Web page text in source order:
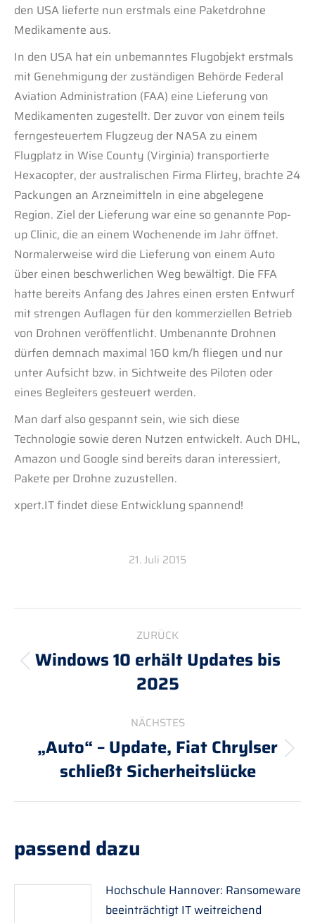
den USA lieferte nun erstmals eine Paketdrohne
Medikamente aus.
In den USA hat ein unbemanntes Flugobjekt erstmals
mit Genehmigung der zuständigen Behörde Federal
Aviation Administration (FAA) eine Lieferung von
Medikamenten zugestellt. Der zuvor von einem teils
ferngesteuertem Flugzeug der NASA zu einem
Flugplatz in Wise County (Virginia) transportierte
Hexacopter, der australischen Firma Flirtey, brachte 24
Packungen an Arzneimitteln in eine abgelegene
Region. Ziel der Lieferung war eine so genannte Pop-
up Clinic, die an einem Wochenende im Jahr öffnet.
Normalerweise wird die Lieferung von einem Auto
über einen beschwerlichen Weg bewältigt. Die FFA
hatte bereits Anfang des Jahres einen ersten Entwurf
mit strengen Auflagen für den kommerziellen Betrieb
von Drohnen veröffentlicht. Umbenannte Drohnen
dürfen demnach maximal 160 km/h fliegen und nur
unter Aufsicht bzw. in Sichtweite des Piloten oder
eines Begleiters gesteuert werden.
Man darf also gespannt sein, wie sich diese
Technologie sowie deren Nutzen entwickelt. Auch DHL,
Amazon und Google sind bereits daran interessiert,
Pakete per Drohne zuzustellen.
xpert.IT findet diese Entwicklung spannend!
21. Juli 2015
Kommentarnavigation
ZURÜCK
Vorheriger
Beitrag:
Windows 10 erhält Updates bis
2025
NÄCHSTES
Nächster
Beitrag:
„Auto“ – Update, Fiat Chrylser
schließt Sicherheitslücke
passend dazu
Hochschule Hannover: Ransomeware
beeinträchtigt IT weitreichend